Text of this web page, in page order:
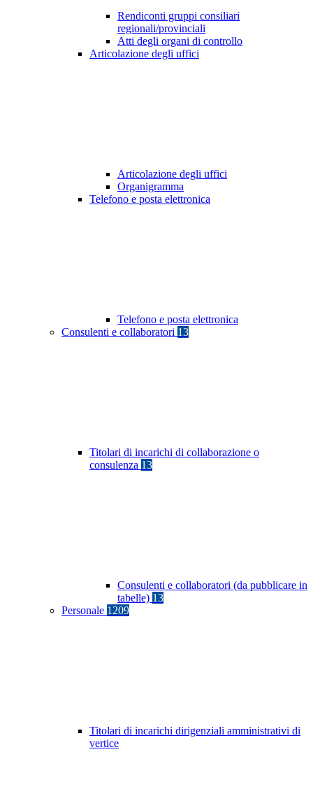
Rendiconti gruppi consiliari
regionali/provinciali
Atti degli organi di controllo
Articolazione degli uffici
Articolazione degli uffici
Organigramma
Telefono e posta elettronica
Telefono e posta elettronica
Consulenti e collaboratori 13
Titolari di incarichi di collaborazione o
consulenza 13
Consulenti e collaboratori (da pubblicare in
tabelle) 13
Personale 1209
Titolari di incarichi dirigenziali amministrativi di
vertice